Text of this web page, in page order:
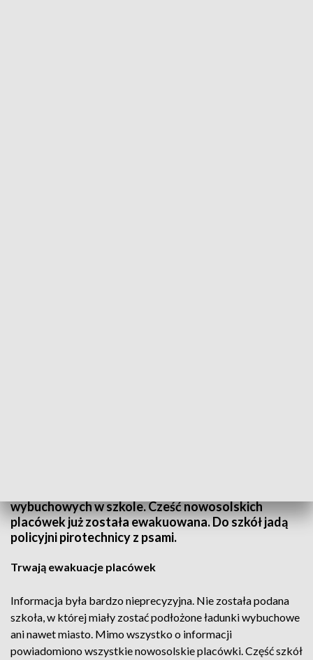
wybuchowych w szkole. Cześć nowosolskich
placówek już została ewakuowana. Do szkół jadą
policyjni pirotechnicy z psami.
Trwają ewakuacje placówek
Informacja była bardzo nieprecyzyjna. Nie została podana
szkoła, w której miały zostać podłożone ładunki wybuchowe
ani nawet miasto. Mimo wszystko o informacji
powiadomiono wszystkie nowosolskie placówki. Część szkół